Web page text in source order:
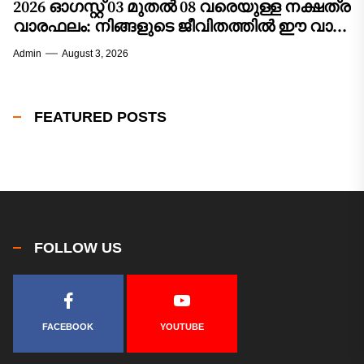
2026 ഓഗസ്റ്റ് 03 മുതൽ 08 വരെയുള്ള നക്ഷത്ര
വാരഫലം: നിങ്ങളുടെ ജീവിതത്തിൽ ഈ വാരം
വരുത്തുന്ന മാറ്റങ്ങൾ എന്തൊക്കെ?
Admin August 3, 2026
FEATURED POSTS
FOLLOW US
FACEBOOK YOUTUBE